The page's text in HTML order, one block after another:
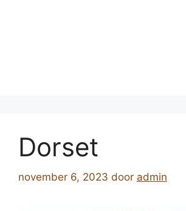
Dorset
november 6, 2023 door admin